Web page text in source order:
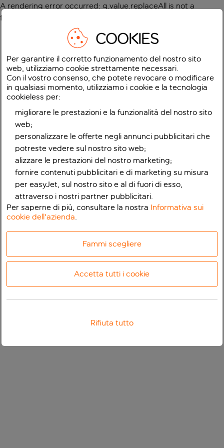
A rendering error occurred: g.value.replaceAll is not a
function
COOKIES
Per garantire il corretto funzionamento del nostro sito
web, utilizziamo cookie strettamente necessari.
Con il vostro consenso, che potete revocare o modificare
in qualsiasi momento, utilizziamo i cookie e la tecnologia
cookieless per:
migliorare le prestazioni e la funzionalità del nostro sito
web;
personalizzare le offerte negli annunci pubblicitari che
potreste vedere sul nostro sito web;
alizzare le prestazioni del nostro marketing;
fornire contenuti pubblicitari e di marketing su misura
per easyJet, sul nostro sito e al di fuori di esso,
attraverso i nostri partner pubblicitari.
Per saperne di più, consultare la nostra Informativa sui
cookie dell'azienda.
Fammi scegliere
Accetta tutti i cookie
Rifiuta tutto